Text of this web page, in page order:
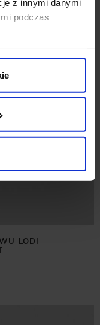
z innymi danymi
podczas
LODI